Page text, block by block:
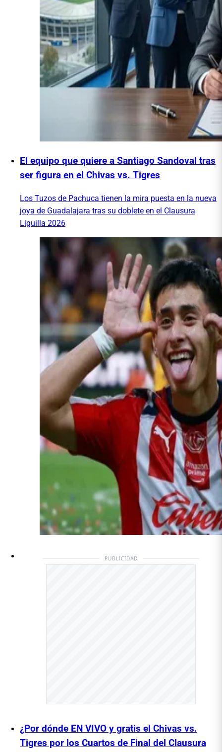
El equipo que quiere a Santiago Sandoval tras
ser figura en el Chivas vs. Tigres
Los Tuzos de Pachuca tienen la mira puesta en la nueva
joya de Guadalajara tras su doblete en el Clausura
Liguilla 2026
PUBLICIDAD
¿Por dónde EN VIVO y gratis el Chivas vs.
Tigres por los Cuartos de Final del Clausura